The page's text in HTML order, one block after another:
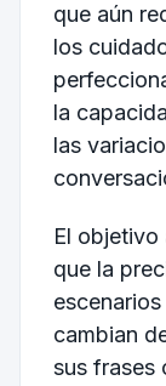
que aún
los
la
las
El
que la
cambian
sus frases